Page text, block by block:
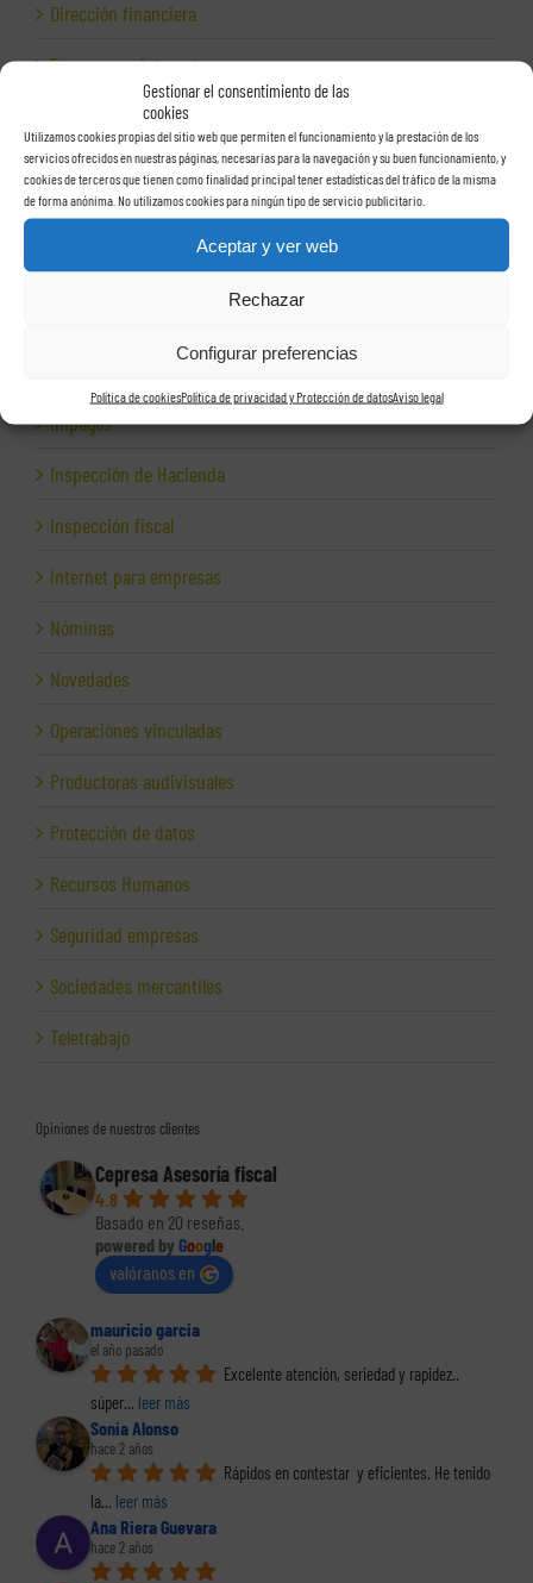
Gestionar el consentimiento de las
cookies
Utilizamos cookies propias del sitio web que permiten el funcionamiento y la prestación de los
servicios ofrecidos en nuestras páginas, necesarias para la navegación y su buen funcionamiento, y
cookies de terceros que tienen como finalidad principal tener estadísticas del tráfico de la misma
de forma anónima. No utilizamos cookies para ningún tipo de servicio publicitario.
Aceptar y ver web
Rechazar
Configurar preferencias
Política de cookiesPolítica de privacidad y Protección de datosAviso legal
Dirección financiera
Empresas e Internet
Facturas
Grupos de sociedades
Hacienda
Herramientas para empresas
Impagos
Inspección de Hacienda
Inspección fiscal
Internet para empresas
Nóminas
Novedades
Operaciones vinculadas
Productoras audivisuales
Protección de datos
Recursos Humanos
Seguridad empresas
Sociedades mercantiles
Teletrabajo
Opiniones de nuestros clientes
Cepresa Asesoría fiscal
4.8
Basado en 20 reseñas.
powered by Google
valóranos en
mauricio garcia
el año pasado
Excelente atención, seriedad y rapidez..
súper... leer más
Sonia Alonso
hace 2 años
Rápidos en contestar  y eficientes. He tenido
la... leer más
Ana Riera Guevara
hace 2 años